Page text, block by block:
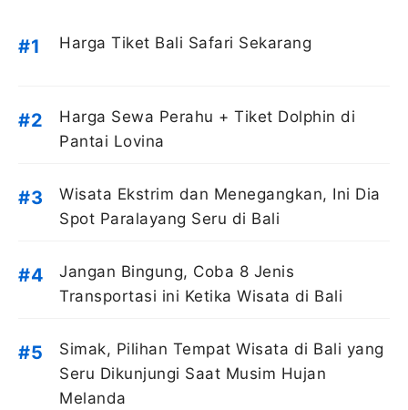
Harga Tiket Bali Safari Sekarang
Harga Sewa Perahu + Tiket Dolphin di
Pantai Lovina
Wisata Ekstrim dan Menegangkan, Ini Dia
Spot Paralayang Seru di Bali
Jangan Bingung, Coba 8 Jenis
Transportasi ini Ketika Wisata di Bali
Simak, Pilihan Tempat Wisata di Bali yang
Seru Dikunjungi Saat Musim Hujan
Melanda